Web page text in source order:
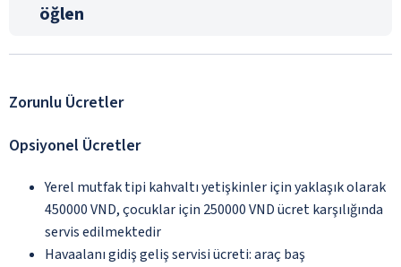
öğlen
Zorunlu Ücretler
Opsiyonel Ücretler
Yerel mutfak tipi kahvaltı yetişkinler için yaklaşık olarak
450000 VND, çocuklar için 250000 VND ücret karşılığında
servis edilmektedir
Havaalanı gidiş geliş servisi ücreti: araç baş